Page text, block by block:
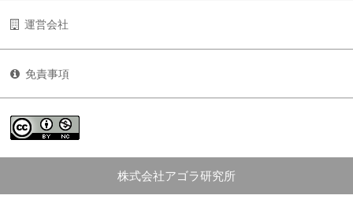
運営会社
免責事項
株式会社アゴラ研究所